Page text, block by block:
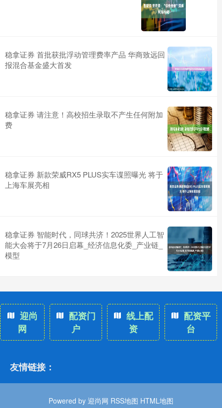
稳拿证券 首批获批浮动管理费率产品 华商致远回
报混合基金盛大首发
稳拿证券 请注意！高校招生录取不产生任何附加
费
稳拿证券 新款荣威RX5 PLUS实车谍照曝光 将于
上海车展亮相
稳拿证券 智能时代，同球共济！2025世界人工智
能大会将于7月26日启幕_经济信息化委_产业链_
模型
迎尚
网
配资门
户
线上配
资
配资平
台
友情链接：
Powered by 迎尚网 RSS地图 HTML地图